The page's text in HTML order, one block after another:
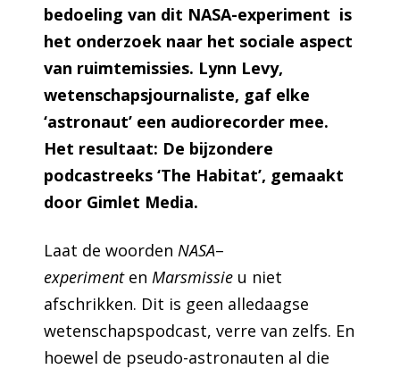
bedoeling van dit NASA-experiment is
het onderzoek naar het sociale aspect
van ruimtemissies. Lynn Levy,
wetenschapsjournaliste, gaf elke
‘astronaut’ een audiorecorder mee.
Het resultaat: De bijzondere
podcastreeks‘The Habitat’, gemaakt
door Gimlet Media.
Laat de woordenNASA–
experimentenMarsmissie u niet
afschrikken. Dit is geen alledaagse
wetenschapspodcast, verre van zelfs. En
hoewel de pseudo-astronauten al die